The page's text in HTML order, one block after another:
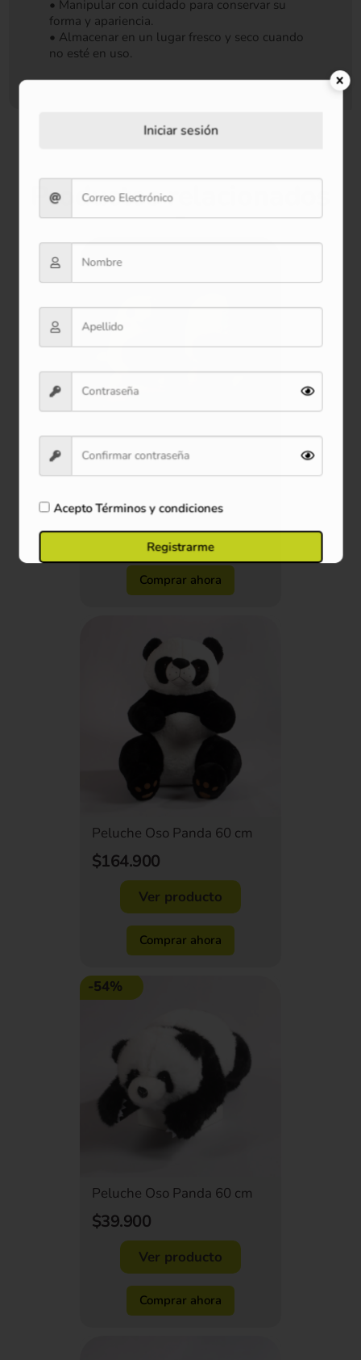
• Manipular con cuidado para conservar su
forma y apariencia.
• Almacenar en un lugar fresco y seco cuando
no esté en uso.
Productos relacionados
Peluche Aguacate Mini 16
cm
$20.900
Ver producto
Comprar ahora
Peluche Oso Panda 60 cm
$164.900
Ver producto
Comprar ahora
-54%
Peluche Oso Panda 60 cm
$39.900
Ver producto
Comprar ahora
Iniciar sesión
AceptoTérminos y condiciones
Registrarme